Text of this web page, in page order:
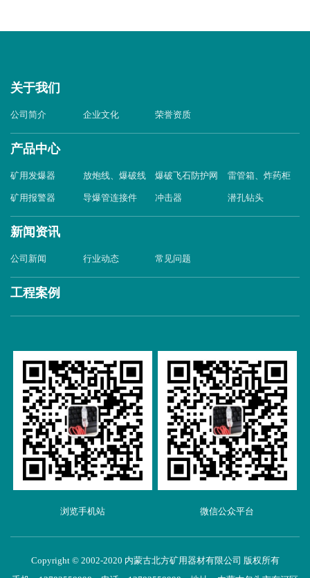
关于我们
公司简介 企业文化 荣誉资质
产品中心
矿用发爆器 放炮线、爆破线 爆破飞石防护网 雷管箱、炸药柜
矿用报警器 导爆管连接件 冲击器 潜孔钻头
新闻资讯
公司新闻 行业动态 常见问题
工程案例
浏览手机站 微信公众平台
Copyright © 2002-2020 内蒙古北方矿用器材有限公司 版权所有